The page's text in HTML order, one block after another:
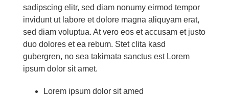
sa­dipscing elitr, sed diam no­numy eirm­od tem­por
in­vidunt ut la­bo­re et do­lo­re ma­gna ali­quyam erat,
sed diam vo­lup­tua. At vero eos et ac­cu­sam et jus­to
duo do­lo­res et ea re­bum. Stet cli­ta kasd
gu­ber­gren, no sea ta­ki­ma­ta sanc­tus est Lo­rem
ip­sum do­lor sit amet.
Lo­rem ip­sum do­lor sit amed